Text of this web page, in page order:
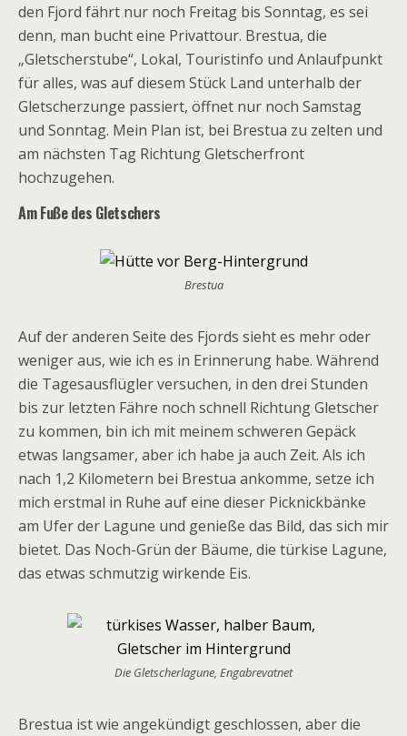
den Fjord fährt nur noch Freitag bis Sonntag, es sei
denn, man bucht eine Privattour. Brestua, die
„Gletscherstube“, Lokal, Touristinfo und Anlaufpunkt
für alles, was auf diesem Stück Land unterhalb der
Gletscherzunge passiert, öffnet nur noch Samstag
und Sonntag. Mein Plan ist, bei Brestua zu zelten und
am nächsten Tag Richtung Gletscherfront
hochzugehen.
Am Fuße des Gletschers
Brestua
Auf der anderen Seite des Fjords sieht es mehr oder
weniger aus, wie ich es in Erinnerung habe. Während
die Tagesausflügler versuchen, in den drei Stunden
bis zur letzten Fähre noch schnell Richtung Gletscher
zu kommen, bin ich mit meinem schweren Gepäck
etwas langsamer, aber ich habe ja auch Zeit. Als ich
nach 1,2 Kilometern bei Brestua ankomme, setze ich
mich erstmal in Ruhe auf eine dieser Picknickbänke
am Ufer der Lagune und genieße das Bild, das sich mir
bietet. Das Noch-Grün der Bäume, die türkise Lagune,
das etwas schmutzig wirkende Eis.
Die Gletscherlagune, Engabrevatnet
Brestua ist wie angekündigt geschlossen, aber die